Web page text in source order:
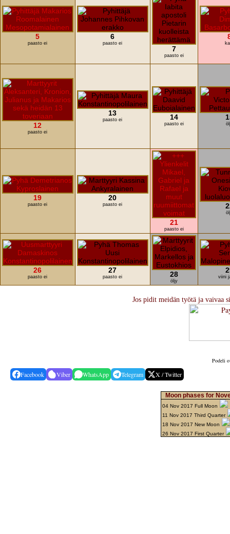
5
paasto ei
6
paasto ei
7
paasto ei
12
paasto ei
13
paasto ei 14
paasto ei
19
paasto ei
20
paasto ei
21
paasto ei
26
paasto ei
27
paasto ei 28
öljy
viini
Jos pidit meidän työtä ja vaivaa
Podeli
Facebook Viber WhatsApp Telegram X / Twitter
Moon phases for
04 Nov 2017 Full Moon
11 Nov 2017 Third Quarter
18 Nov 2017 New Moon
26 Nov 2017 First Quarter